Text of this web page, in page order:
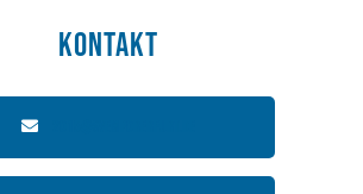
Kontakt